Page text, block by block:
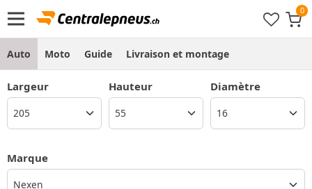
Auto Moto Guide Livraison et montage
Largeur Hauteur Diamètre
Marque
Nexen